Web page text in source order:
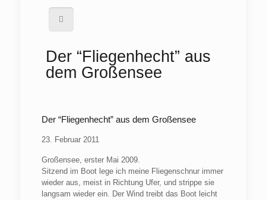
Der “Fliegenhecht” aus
dem Großensee
Der “Fliegenhecht” aus dem Großensee
23. Februar 2011
Großensee, erster Mai 2009.
Sitzend im Boot lege ich meine Fliegenschnur immer
wieder aus, meist in Richtung Ufer, und strippe sie
langsam wieder ein. Der Wind treibt das Boot leicht